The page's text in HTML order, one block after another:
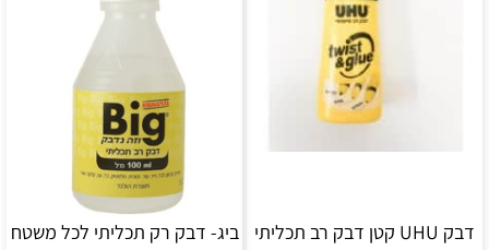
דבק UHU קטן דבק רב תכליתי
ביג- דבק רק תכליתי לכל משטח